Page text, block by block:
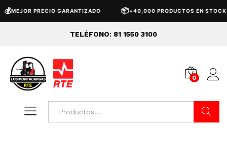
💰MEJOR PRECIO GARANTIZADO 📦+40,000 PRODUCTOS EN STOCK
TELÉFONO: 81 1550 3100
0